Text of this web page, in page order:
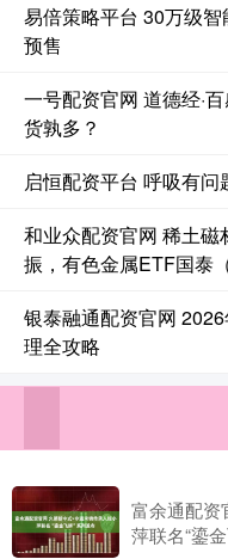
易倍策略平台 30万级
预售
一号配资官网 道德经·
货孰多？
启恒配资平台 呼吸有
和业众配资官网 稀土
振，有色金属ETF国泰
银泰融通配资官网
理全攻略
富余通配资
萍联名“鎏